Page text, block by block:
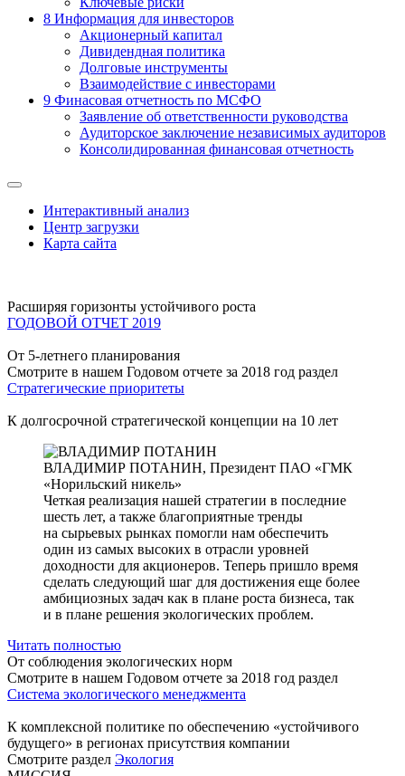
8 Информация для инвесторов
Акционерный капитал
Дивидендная политика
Долговые инструменты
Взаимодействие с инвеcторами
9 Финасовая отчетность по МСФО
Заявление об ответственности руководства
Аудиторское заключение независимых аудиторов
Консолидированная финансовая отчетность
Интерактивный анализ
Центр загрузки
Карта сайта
Расширяя горизонты устойчивого роста
ГОДОВОЙ ОТЧЕТ 2019
От 5-летнего планирования
Смотрите в нашем Годовом отчете за 2018 год раздел
Стратегические приоритеты
К долгосрочной стратегической концепции на 10 лет
ВЛАДИМИР ПОТАНИН, Президент ПАО «ГМК
«Норильский никель»
Четкая реализация нашей стратегии в последние
шесть лет, а также благоприятные тренды
на сырьевых рынках помогли нам обеспечить
один из самых высоких в отрасли уровней
доходности для акционеров. Теперь пришло время
сделать следующий шаг для достижения еще более
амбициозных задач как в плане роста бизнеса, так
и в плане решения экологических проблем.
Читать полностью
От соблюдения экологических норм
Смотрите в нашем Годовом отчете за 2018 год раздел
Система экологического менеджмента
К комплексной политике по обеспечению «устойчивого
будущего» в регионах присутствия компании
Смотрите раздел Экология